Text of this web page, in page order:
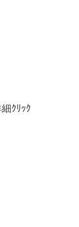
ｸﾘｯｸ